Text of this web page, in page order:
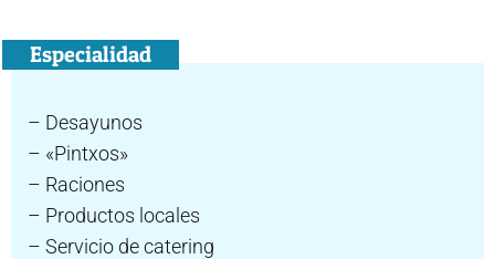
Especialidad
– Desayunos
– «Pintxos»
– Raciones
– Productos locales
– Servicio de catering